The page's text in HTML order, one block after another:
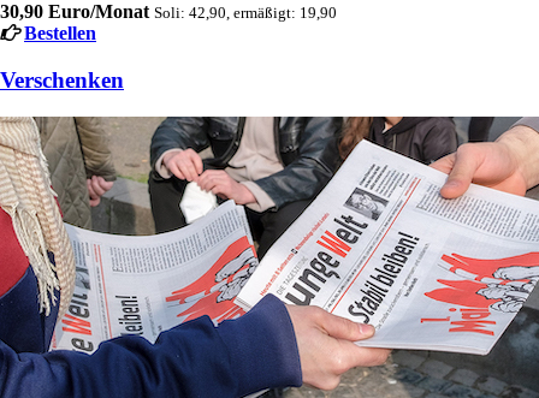
30,90 Euro/Monat Soli: 42,90, ermäßigt: 19,90
Bestellen
Verschenken